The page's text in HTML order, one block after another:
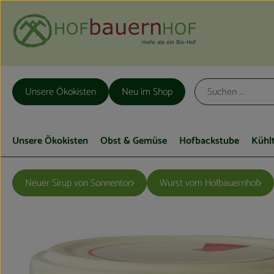
Unsere Ökokisten Neu im Shop
Unsere Ökokisten Obst & Gemüse Hofbackstube
Neuer Sirup von Sonnentor Wurst vom Hofbauernhof